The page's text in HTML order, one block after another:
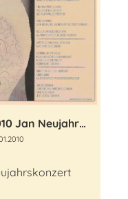
2010 Jan Neujahrskonzert Chez Maxime